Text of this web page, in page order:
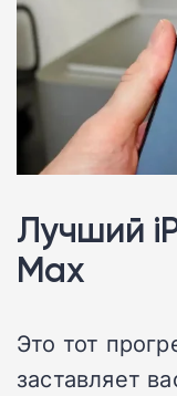
Лучший
Max
Это тот
заставляет